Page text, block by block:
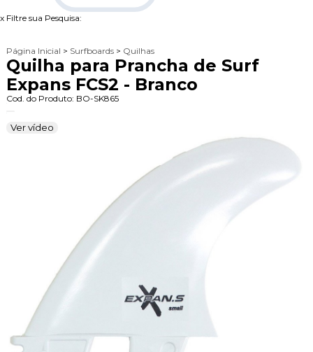
x Filtre sua Pesquisa:
Página Inicial > Surfboards > Quilhas
Quilha para Prancha de Surf
Expans FCS2 - Branco
Cod. do Produto: BO-SK865
Ver vídeo